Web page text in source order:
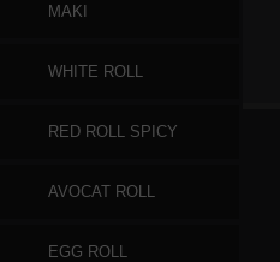
MAKI
WHITE ROLL
RED ROLL SPICY
AVOCAT ROLL
EGG ROLL